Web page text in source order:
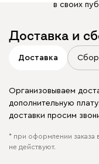
в своих
Доставка и
Доставка
Организовываем
дополнительную
доставки просим
* при оформлении заказа
не действуют.